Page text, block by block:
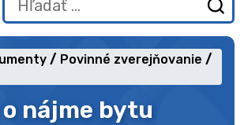
Hľadať:
nájme bytu
Povinné zverejňovanie